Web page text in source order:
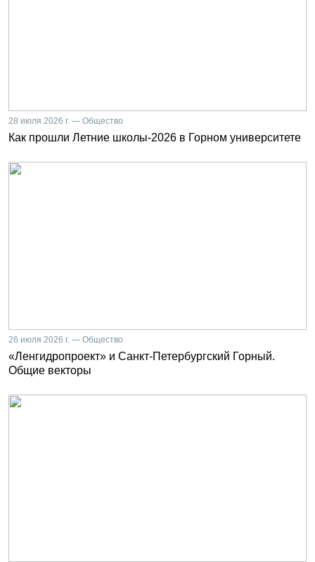
28 июля 2026 г. — Общество
Как прошли Летние школы-2026 в Горном университете
26 июля 2026 г. — Общество
«Ленгидропроект» и Санкт-Петербургский Горный.
Общие векторы